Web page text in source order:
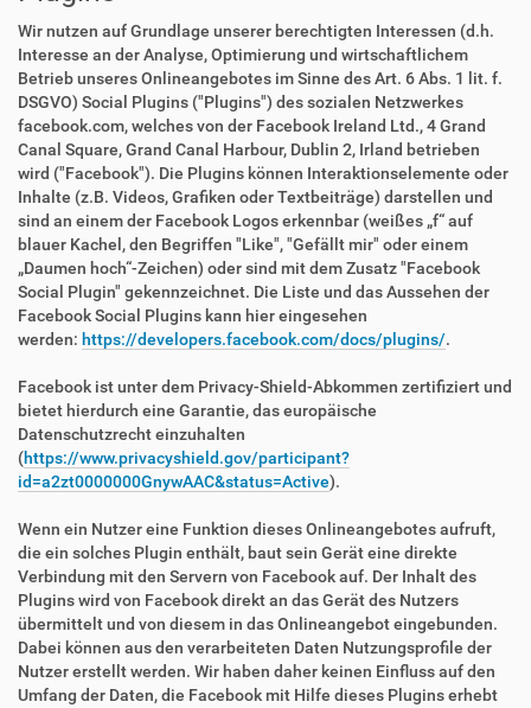
Wir nutzen auf Grundlage unserer berechtigten Interessen (d.h.
Interesse an der Analyse, Optimierung und wirtschaftlichem
Betrieb unseres Onlineangebotes im Sinne des Art. 6 Abs. 1 lit. f.
DSGVO) Social Plugins ("Plugins") des sozialen Netzwerkes
facebook.com, welches von der Facebook Ireland Ltd., 4 Grand
Canal Square, Grand Canal Harbour, Dublin 2, Irland betrieben
wird ("Facebook"). Die Plugins können Interaktionselemente oder
Inhalte (z.B. Videos, Grafiken oder Textbeiträge) darstellen und
sind an einem der Facebook Logos erkennbar (weißes „f“ auf
blauer Kachel, den Begriffen "Like", "Gefällt mir" oder einem
„Daumen hoch“-Zeichen) oder sind mit dem Zusatz "Facebook
Social Plugin" gekennzeichnet. Die Liste und das Aussehen der
Facebook Social Plugins kann hier eingesehen
werden: https://developers.facebook.com/docs/plugins/.
Facebook ist unter dem Privacy-Shield-Abkommen zertifiziert und
bietet hierdurch eine Garantie, das europäische
Datenschutzrecht einzuhalten
(https://www.privacyshield.gov/participant?
id=a2zt0000000GnywAAC&status=Active).
Wenn ein Nutzer eine Funktion dieses Onlineangebotes aufruft,
die ein solches Plugin enthält, baut sein Gerät eine direkte
Verbindung mit den Servern von Facebook auf. Der Inhalt des
Plugins wird von Facebook direkt an das Gerät des Nutzers
übermittelt und von diesem in das Onlineangebot eingebunden.
Dabei können aus den verarbeiteten Daten Nutzungsprofile der
Nutzer erstellt werden. Wir haben daher keinen Einfluss auf den
Umfang der Daten, die Facebook mit Hilfe dieses Plugins erhebt